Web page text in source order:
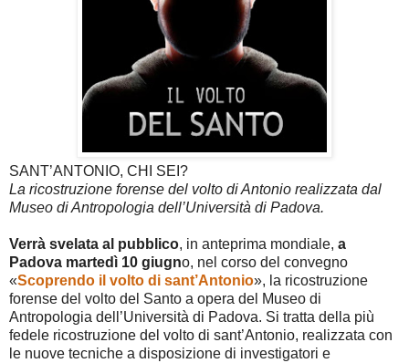
SANT’ANTONIO, CHI SEI?
La ricostruzione forense del volto di Antonio realizzata dal
Museo di Antropologia dell’Università di Padova.
Verrà svelata al pubblico, in anteprima mondiale, a
Padova martedì 10 giugno, nel corso del convegno
«Scoprendo il volto di sant’Antonio», la ricostruzione
forense del volto del Santo a opera del Museo di
Antropologia dell’Università di Padova. Si tratta della più
fedele ricostruzione del volto di sant’Antonio, realizzata con
le nuove tecniche a disposizione di investigatori e